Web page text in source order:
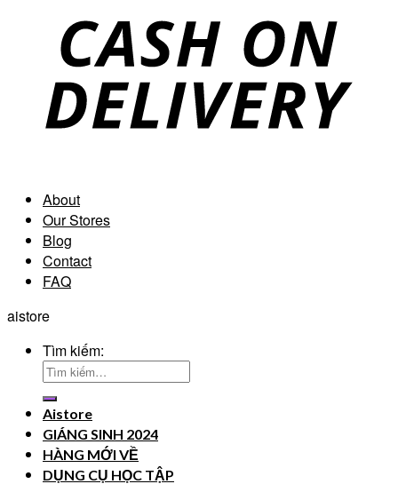
About
Our Stores
Blog
Contact
FAQ
aistore
Tìm kiếm:
Aistore
GIÁNG SINH 2024
HÀNG MỚI VỀ
DỤNG CỤ HỌC TẬP